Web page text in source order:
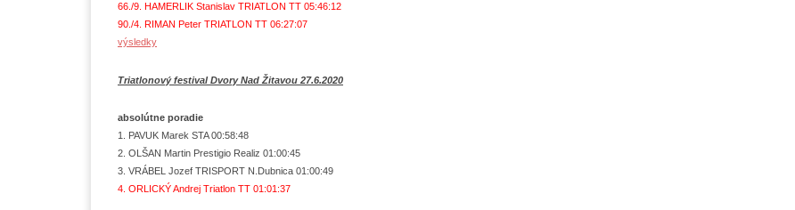
66./9. HAMERLIK Stanislav TRIATLON TT 05:46:12
90./4. RIMAN Peter TRIATLON TT 06:27:07
výsledky
Triatlonový festival Dvory Nad Žitavou 27.6.2020
absolútne poradie
1. PAVUK Marek STA 00:58:48
2. OLŠAN Martin Prestigio Realiz 01:00:45
3. VRÁBEL Jozef TRISPORT N.Dubnica 01:00:49
4. ORLICKÝ Andrej Triatlon TT 01:01:37